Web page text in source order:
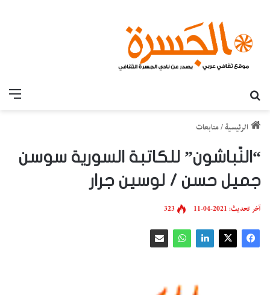
الرئيسية /متابعات
“النّباشون” للكاتبة السورية سوسن
جميل حسن / لوسين جرار
آخر تحديث: 2021-04-11 323